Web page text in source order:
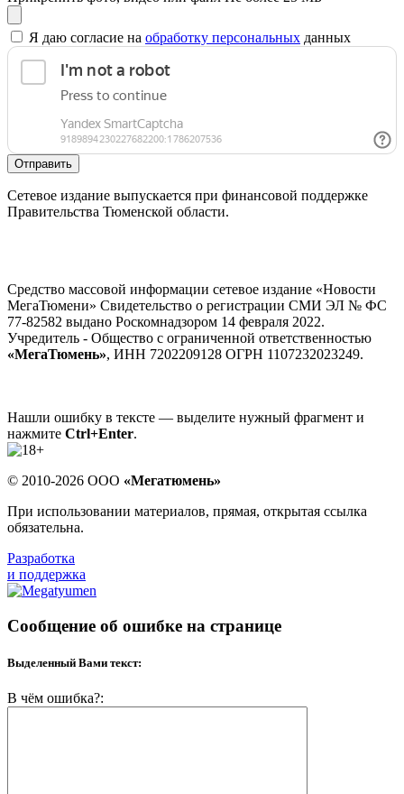
Я даю согласие на обработку персональных данных
Отправить
Сетевое издание выпускается при финансовой поддержке
Правительства Тюменской области.
Средство массовой информации сетевое издание «Новости
МегаТюмени» Свидетельство о регистрации СМИ ЭЛ № ФС
77-82582 выдано Роскомнадзором 14 февраля 2022.
Учредитель - Общество с ограниченной ответственностью
«МегаТюмень», ИНН 7202209128 ОГРН 1107232023249.
Нашли ошибку в тексте — выделите нужный фрагмент и
нажмите Ctrl+Enter.
© 2010-2026 ООО «Мегатюмень»
При использовании материалов, прямая, открытая ссылка
обязательна.
Разработка
и поддержка
Сообщение об ошибке на странице
Выделенный Вами текст:
В чём ошибка?: